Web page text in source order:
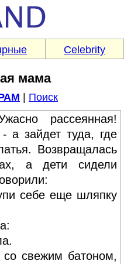
Celebrity
мама
Поиск
рассеянная!
а зайдет туда, где
Возвращалась
а дети сидели
себе еще шляпку
свежим батоном,